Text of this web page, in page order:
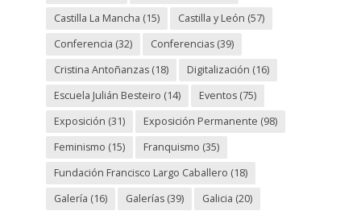
Castilla La Mancha (15) Castilla y León (57)
Conferencia (32) Conferencias(39)
Cristina Antoñanzas(18) Digitalización (16)
Escuela Julián Besteiro (14) Eventos(75)
Exposición (31) Exposición Permanente (98)
Feminismo (15) Franquismo (35)
Fundación Francisco Largo Caballero (18)
Galería (16) Galerías(39) Galicia (20)